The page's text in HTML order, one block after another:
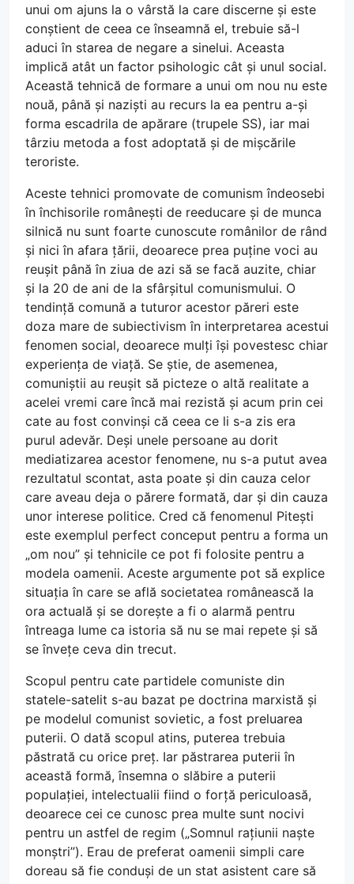
unui om ajuns la o vârstă la care discerne și este
conștient de ceea ce înseamnă el, trebuie să-l
aduci în starea de negare a sinelui. Aceasta
implică atât un factor psihologic cât și unul social.
Această tehnică de formare a unui om nou nu este
nouă, până și naziști au recurs la ea pentru a-și
forma escadrila de apărare (trupele SS), iar mai
târziu metoda a fost adoptată și de mișcările
teroriste.
Aceste tehnici promovate de comunism îndeosebi
în închisorile românești de reeducare și de munca
silnică nu sunt foarte cunoscute românilor de rând
și nici în afara țării, deoarece prea puține voci au
reușit până în ziua de azi să se facă auzite, chiar
și la 20 de ani de la sfârșitul comunismului. O
tendință comună a tuturor acestor păreri este
doza mare de subiectivism în interpretarea acestui
fenomen social, deoarece mulți își povestesc chiar
experiența de viață. Se știe, de asemenea,
comuniștii au reușit să picteze o altă realitate a
acelei vremi care încă mai rezistă și acum prin cei
cate au fost convinși că ceea ce li s-a zis era
purul adevăr. Deși unele persoane au dorit
mediatizarea acestor fenomene, nu s-a putut avea
rezultatul scontat, asta poate și din cauza celor
care aveau deja o părere formată, dar și din cauza
unor interese politice. Cred că fenomenul Pitești
este exemplul perfect conceput pentru a forma un
„om nou” și tehnicile ce pot fi folosite pentru a
modela oamenii. Aceste argumente pot să explice
situația în care se află societatea românească la
ora actuală și se dorește a fi o alarmă pentru
întreaga lume ca istoria să nu se mai repete și să
se învețe ceva din trecut.
Scopul pentru cate partidele comuniste din
statele-satelit s-au bazat pe doctrina marxistă și
pe modelul comunist sovietic, a fost preluarea
puterii. O dată scopul atins, puterea trebuia
păstrată cu orice preț. Iar păstrarea puterii în
această formă, însemna o slăbire a puterii
populației, intelectualii fiind o forță periculoasă,
deoarece cei ce cunosc prea multe sunt nocivi
pentru un astfel de regim („Somnul rațiunii naște
monștri”). Erau de preferat oamenii simpli care
doreau să fie conduși de un stat asistent care să